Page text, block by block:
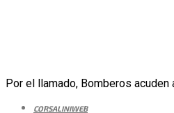
Por el llamado, Bomberos
CORSALINIWEB